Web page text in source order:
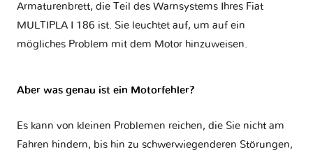
Armaturenbrett, die Teil des Warnsystems Ihres Fiat
MULTIPLA I 186 ist. Sie leuchtet auf, um auf ein
mögliches Problem mit dem Motor hinzuweisen.
Aber was genau ist ein Motorfehler?
Es kann von kleinen Problemen reichen, die Sie nicht am
Fahren hindern, bis hin zu schwerwiegenderen Störungen,